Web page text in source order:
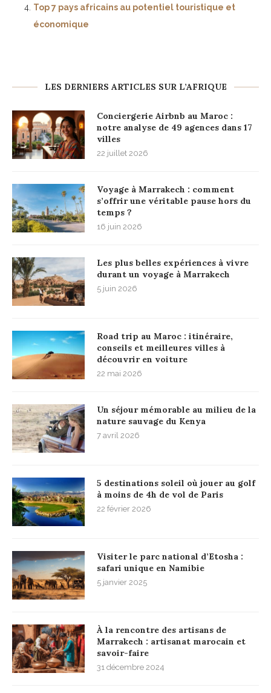
Top 7 pays africains au potentiel touristique et
économique
LES DERNIERS ARTICLES SUR L’AFRIQUE
Conciergerie Airbnb au Maroc :
notre analyse de 49 agences dans 17
villes
22 juillet 2026
Voyage à Marrakech : comment
s’offrir une véritable pause hors du
temps ?
16 juin 2026
Les plus belles expériences à vivre
durant un voyage à Marrakech
5 juin 2026
Road trip au Maroc : itinéraire,
conseils et meilleures villes à
découvrir en voiture
22 mai 2026
Un séjour mémorable au milieu de la
nature sauvage du Kenya
7 avril 2026
5 destinations soleil où jouer au golf
à moins de 4h de vol de Paris
22 février 2026
Visiter le parc national d’Etosha :
safari unique en Namibie
5 janvier 2025
À la rencontre des artisans de
Marrakech : artisanat marocain et
savoir-faire
31 décembre 2024